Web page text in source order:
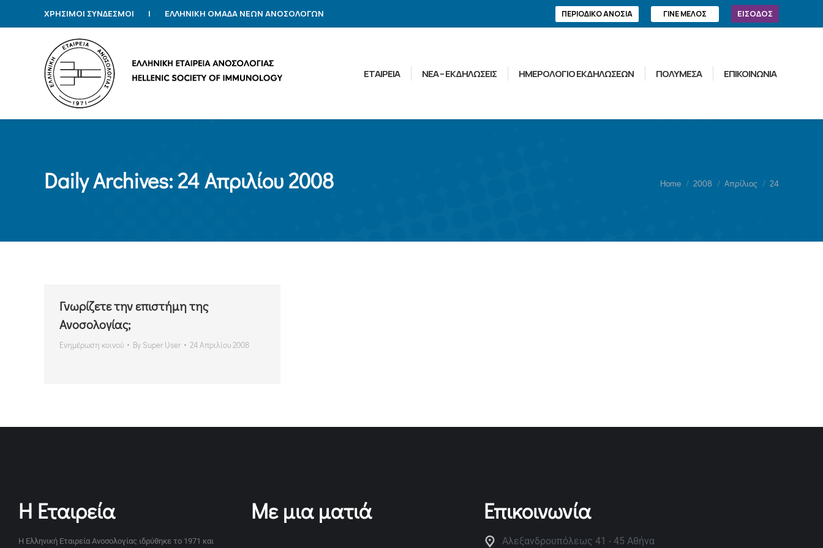
ΧΡΗΣΙΜΟΙ ΣΥΝΔΕΣΜΟΙ | ΕΛΛΗΝΙΚΗ ΟΜΑΔΑ ΝΕΩΝ ΑΝΟΣΟΛΟΓΩΝ ΠΕΡΙΟΔΙΚΟ ΑΝΟΣΙΑ ΓΙΝΕ ΜΕΛΟΣ ΕΙΣΟΔΟΣ
ΕΤΑΙΡΕΙΑ ΝΕΑ – ΕΚΔΗΛΩΣΕΙΣ ΗΜΕΡΟΛΟΓΙΟ ΕΚΔΗΛΩΣΕΩΝ ΠΟΛΥΜΕΣΑ ΕΠΙΚΟΙΝΩΝΙΑ
Daily Archives:24 Απριλίου 2008 You are here:
Home 2008 Απρίλιος 24
Γνωρίζετε την επιστήμη της
Ανοσολογίας;
Ενημέρωση κοινού By Super User 24 Απριλίου 2008
Η Εταιρεία
Η Ελληνική Εταιρεία Ανοσολογίας ιδρύθηκε το 1971 και
Με μια ματιά Επικοινωνία
Αλεξανδρουπόλεως 41 - 45 Αθήνα